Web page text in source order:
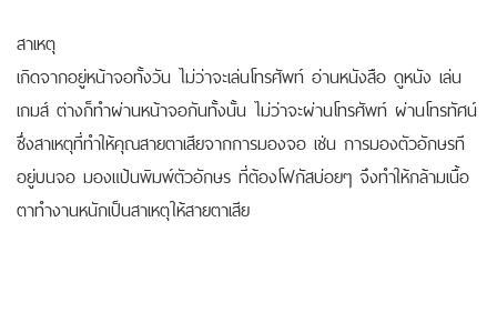
สาเหตุ
เกิดจากอยู่หน้าจอทั้งวัน ไม่ว่าจะเล่นโทรศัพท์ อ่านหนังสือ ดูหนัง เล่น
เกมส์ ต่างก็ทำผ่านหน้าจอกันทั้งนั้น ไม่ว่าจะผ่านโทรศัพท์ ผ่านโทรทัศน์
ซึ่งสาเหตุที่ทำให้คุณสายตาเสียจากการมองจอ เช่น การมองตัวอักษรที
อยู่บนจอ มองแป้นพิมพ์ตัวอักษร ที่ต้องโฟกัสบ่อยๆ จึงทำให้กล้ามเนื้อ
ตาทำงานหนักเป็นสาเหตุให้สายตาเสีย